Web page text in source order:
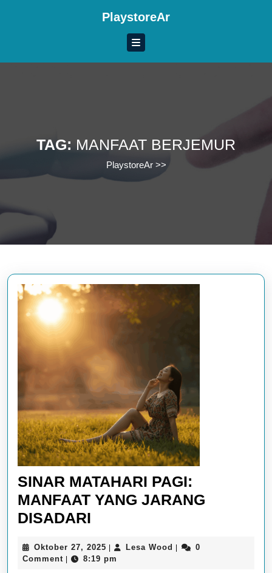
PlaystoreAr
TAG: MANFAAT BERJEMUR
PlaystoreAr>>
SINAR MATAHARI PAGI:
MANFAAT YANG JARANG
DISADARI
PAGI:
Oktober 27, 2025 Oktober
27,
Lesa Wood Lesa 0
Comment
8:19 pm